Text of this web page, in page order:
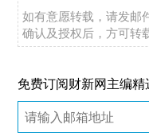
如有意愿转载，请发邮
确认及授权后，方可转
免费订阅财新网主编精